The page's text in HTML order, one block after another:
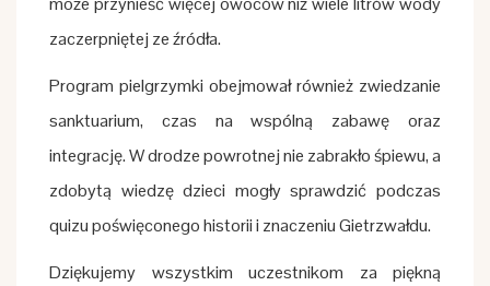
zaczerpniętej ze źródła.
Program pielgrzymki obejmował również zwiedzanie
sanktuarium, czas na wspólną zabawę oraz
integrację. W drodze powrotnej nie zabrakło śpiewu, a
zdobytą wiedzę dzieci mogły sprawdzić podczas
quizu poświęconego historii i znaczeniu Gietrzwałdu.
Dziękujemy wszystkim uczestnikom za piękną